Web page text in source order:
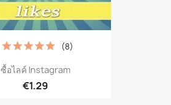
ซื้อไลค์ Instagram
€1.29
(8)